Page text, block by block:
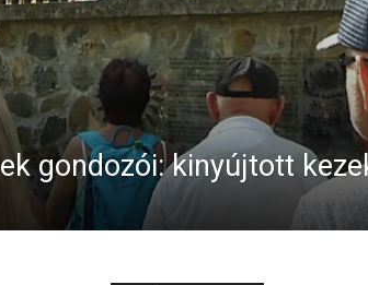
gondozói: kinyújtott